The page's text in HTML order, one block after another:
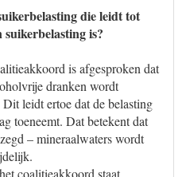
die leidt tot
is?
is afgesproken dat
dranken wordt
leidt ertoe dat de belasting
toeneemt. Dat betekent dat
– mineraalwaters wordt
coalitieakkoord staat